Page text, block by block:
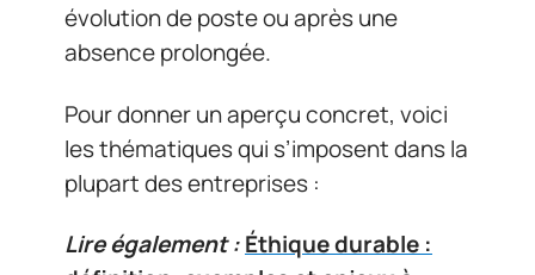
évolution de poste ou après une
absence prolongée.
Pour donner un aperçu concret, voici
les thématiques qui s’imposent dans la
plupart des entreprises :
Lire également :Éthique durable :